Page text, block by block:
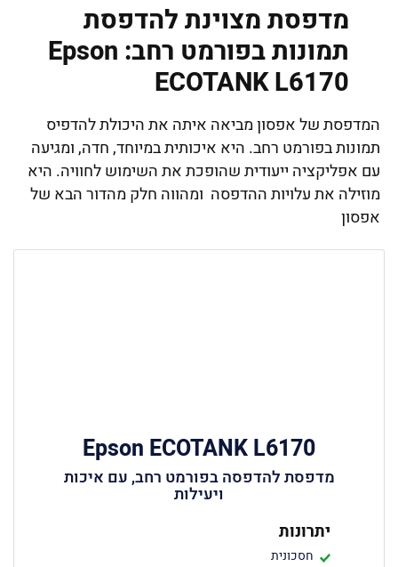
מדפסת מצוינת להדפסת
תמונות בפורמט רחב: Epson
ECOTANK L6170
המדפסת של אפסון מביאה איתה את היכולת להדפיס
תמונות בפורמט רחב. היא איכותית במיוחד, חדה, ומגיעה
עם אפליקציה ייעודית שהופכת את השימוש לחוויה. היא
מוזילה את עלויות ההדפסה ומהווה חלק מהדור הבא של
אפסון
Epson ECOTANK L6170
מדפסת להדפסה בפורמט רחב, עם איכות
ויעילות
יתרונות
חסכונית